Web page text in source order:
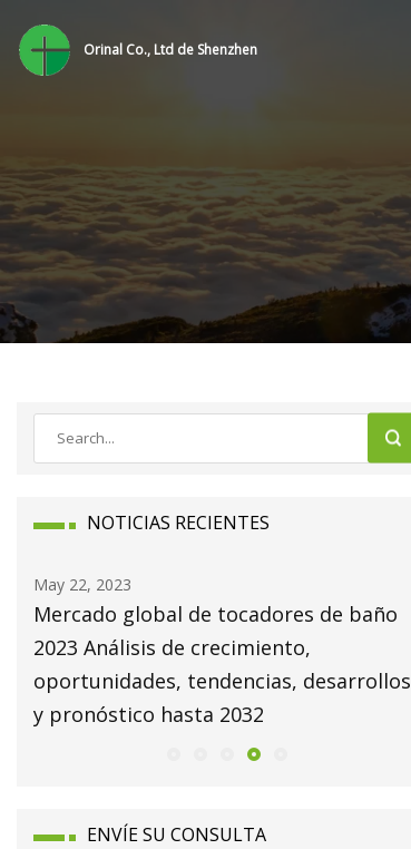
Orinal Co., Ltd de Shenzhen
NOTICIAS RECIENTES
May 22, 2023
Mercado global de tocadores de baño
2023 Análisis de crecimiento,
oportunidades, tendencias, desarrollos
y pronóstico hasta 2032
ENVÍE SU CONSULTA